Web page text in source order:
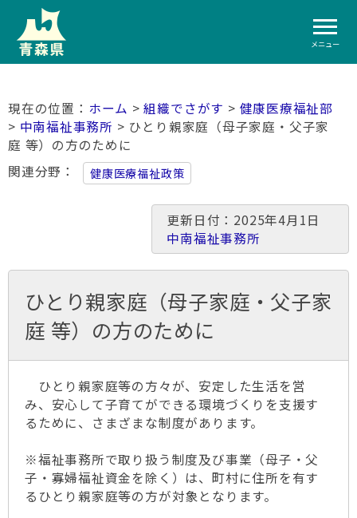
メニュー
ホーム >組織でさがす > 健康医療福祉部
> 中南福祉事務所 > ひとり親家庭（母子家庭・父子家
庭 等）の方のために
関連分野
健康医療福祉政策
更新日付：2025年4月1日
中南福祉事務所
ひとり親家庭（母子家庭・父子家
庭 等）の方のために
ひとり親家庭等の方々が、安定した生活を営
み、安心して子育てができる環境づくりを支援す
るために、さまざまな制度があります。
※福祉事務所で取り扱う制度及び事業（母子・父
子・寡婦福祉資金を除く）は、町村に住所を有す
るひとり親家庭等の方が対象となります。